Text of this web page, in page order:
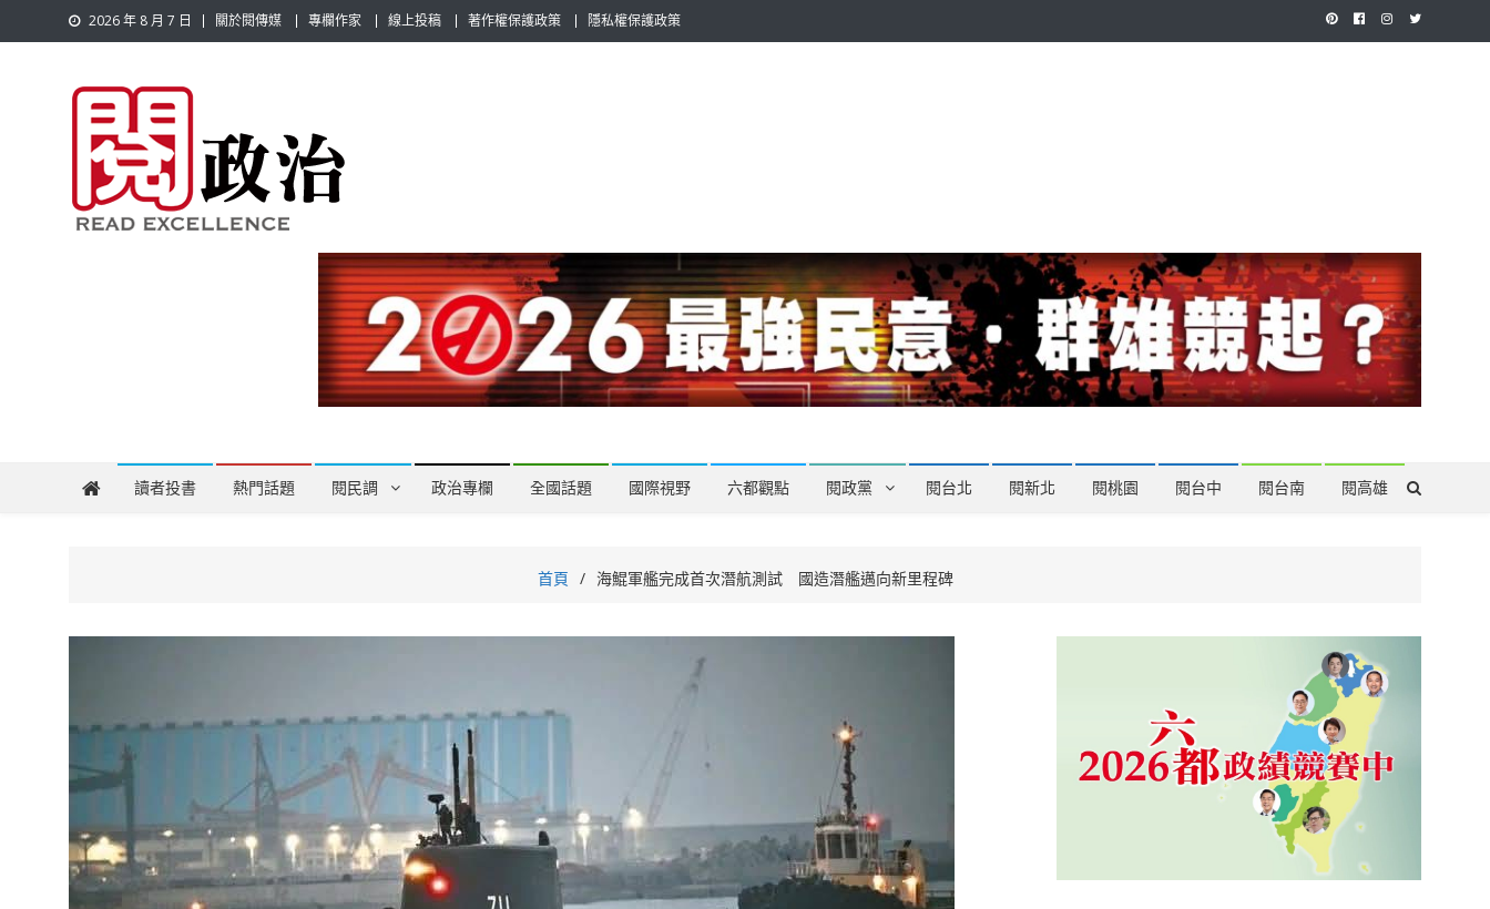
to
2026 年 8 月 7 日 關於閱傳媒 專欄作家 線上投稿 著作權保護政策 隱私權保護政策
閱政治 Read Gov News
讀者投書 熱門話題 閱民調 政治專欄 全國話題 國際視野 六都觀點 閱政黨 閱台北 閱新北 閱桃園 閱台中 閱台南 閱高雄
首頁 海鯤軍艦完成首次潛航測試 國造潛艦邁向新里程碑